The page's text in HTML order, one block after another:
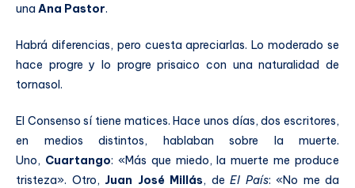
una Ana Pastor.
Habrá diferencias, pero cuesta apreciarlas. Lo moderado se
hace progre y lo progre prisaico con una naturalidad de
tornasol.
El Consenso sí tiene matices. Hace unos días, dos escritores,
en medios distintos, hablaban sobre la muerte.
Uno, Cuartango: «Más que miedo, la muerte me produce
tristeza». Otro, Juan José Millás, de El País: «No me da